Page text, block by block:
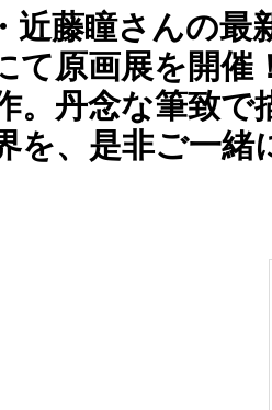
近藤瞳さんの最
て原画展を開催
。丹念な筆致
を、是非ご一緒